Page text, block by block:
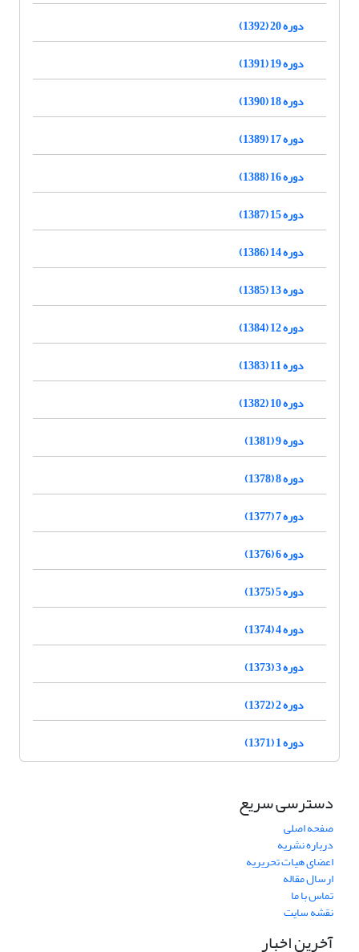
دوره 20 (1392)
دوره 19 (1391)
دوره 18 (1390)
دوره 17 (1389)
دوره 16 (1388)
دوره 15 (1387)
دوره 14 (1386)
دوره 13 (1385)
دوره 12 (1384)
دوره 11 (1383)
دوره 10 (1382)
دوره 9 (1381)
دوره 8 (1378)
دوره 7 (1377)
دوره 6 (1376)
دوره 5 (1375)
دوره 4 (1374)
دوره 3 (1373)
دوره 2 (1372)
دوره 1 (1371)
دسترسی سریع
صفحه اصلی
درباره نشریه
اعضای هیات تحریریه
ارسال مقاله
تماس با ما
نقشه سایت
آخرین اخبار